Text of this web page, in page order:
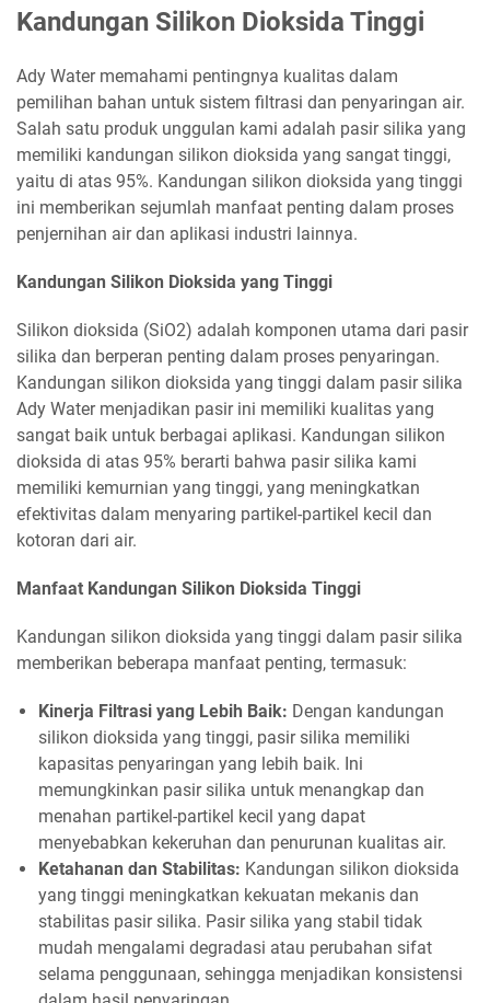
Kandungan Silikon Dioksida Tinggi
Ady Water memahami pentingnya kualitas dalam
pemilihan bahan untuk sistem filtrasi dan penyaringan air.
Salah satu produk unggulan kami adalah pasir silika yang
memiliki kandungan silikon dioksida yang sangat tinggi,
yaitu di atas 95%. Kandungan silikon dioksida yang tinggi
ini memberikan sejumlah manfaat penting dalam proses
penjernihan air dan aplikasi industri lainnya.
Kandungan Silikon Dioksida yang Tinggi
Silikon dioksida (SiO2) adalah komponen utama dari pasir
silika dan berperan penting dalam proses penyaringan.
Kandungan silikon dioksida yang tinggi dalam pasir silika
Ady Water menjadikan pasir ini memiliki kualitas yang
sangat baik untuk berbagai aplikasi. Kandungan silikon
dioksida di atas 95% berarti bahwa pasir silika kami
memiliki kemurnian yang tinggi, yang meningkatkan
efektivitas dalam menyaring partikel-partikel kecil dan
kotoran dari air.
Manfaat Kandungan Silikon Dioksida Tinggi
Kandungan silikon dioksida yang tinggi dalam pasir silika
memberikan beberapa manfaat penting, termasuk:
Kinerja Filtrasi yang Lebih Baik: Dengan kandungan
silikon dioksida yang tinggi, pasir silika memiliki
kapasitas penyaringan yang lebih baik. Ini
memungkinkan pasir silika untuk menangkap dan
menahan partikel-partikel kecil yang dapat
menyebabkan kekeruhan dan penurunan kualitas air.
Ketahanan dan Stabilitas: Kandungan silikon dioksida
yang tinggi meningkatkan kekuatan mekanis dan
stabilitas pasir silika. Pasir silika yang stabil tidak
mudah mengalami degradasi atau perubahan sifat
selama penggunaan, sehingga menjadikan konsistensi